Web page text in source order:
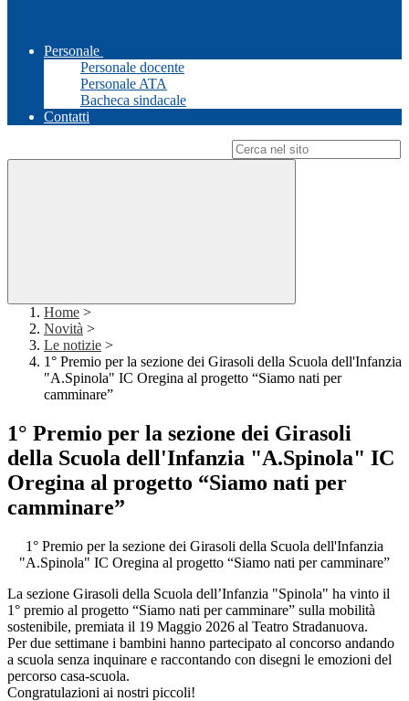
Personale
Personale docente
Personale ATA
Bacheca sindacale
Contatti
Home >
Novità >
Le notizie >
1° Premio per la sezione dei Girasoli della Scuola dell'Infanzia
"A.Spinola" IC Oregina al progetto “Siamo nati per
camminare”
1° Premio per la sezione dei Girasoli
della Scuola dell'Infanzia "A.Spinola" IC
Oregina al progetto “Siamo nati per
camminare”
1° Premio per la sezione dei Girasoli della Scuola dell'Infanzia
"A.Spinola" IC Oregina al progetto “Siamo nati per camminare”
La sezione Girasoli della Scuola dell’Infanzia "Spinola" ha vinto il
1° premio al progetto “Siamo nati per camminare” sulla mobilità
sostenibile, premiata il 19 Maggio 2026 al Teatro Stradanuova.
Per due settimane i bambini hanno partecipato al concorso andando
a scuola senza inquinare e raccontando con disegni le emozioni del
percorso casa-scuola.
Congratulazioni ai nostri piccoli!